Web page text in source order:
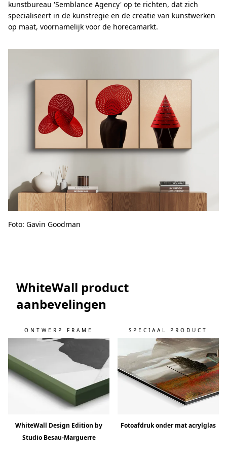
kunstbureau 'Semblance Agency' op te richten, dat zich
specialiseert in de kunstregie en de creatie van kunstwerken
op maat, voornamelijk voor de horecamarkt.
Foto: Gavin Goodman
WhiteWall product
aanbevelingen
ONTWERP FRAME
WhiteWall Design Edition by
Studio Besau-Marguerre
SPECIAAL PRODUCT
Fotoafdruk onder mat acrylglas